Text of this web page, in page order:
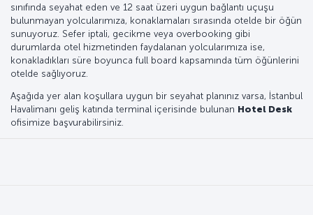
sınıfında seyahat eden ve 12 saat üzeri uygun bağlantı uçuşu
bulunmayan yolcularımıza, konaklamaları sırasında otelde bir öğün
sunuyoruz. Sefer iptali, gecikme veya overbooking gibi
durumlarda otel hizmetinden faydalanan yolcularımıza ise,
konakladıkları süre boyunca full board kapsamında tüm öğünlerini
otelde sağlıyoruz.
Aşağıda yer alan koşullara uygun bir seyahat planınız varsa, İstanbul
Havalimanı geliş katında terminal içerisinde bulunan Hotel Desk
ofisimize başvurabilirsiniz.